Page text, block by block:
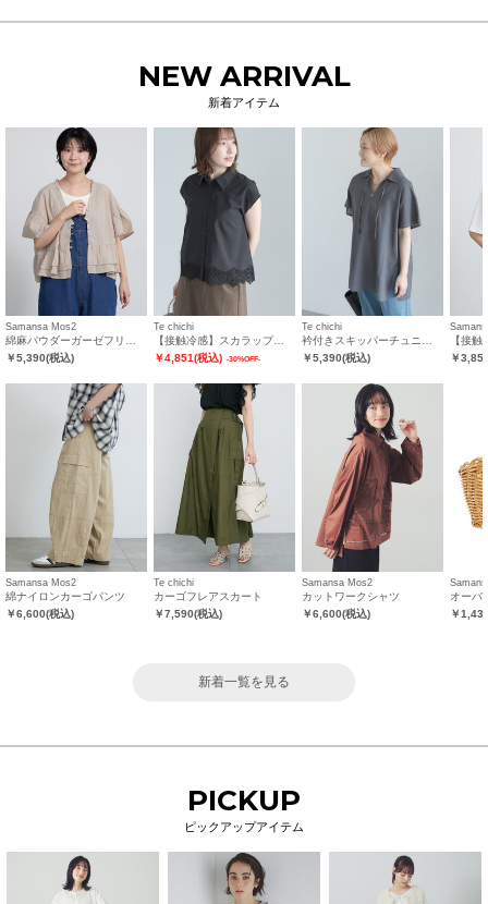
NEW ARRIVAL
新着アイテム
Samansa Mos2
￥5,390(税込)
Samansa Mos2
綿ナイロンカーゴパンツ
￥6,600(税込)
Te chichi
【接触冷感】スカラップレース刺繍フレンチシャツ
￥4,851(税込) -30%OFF-
Te chichi
カーゴフレアスカート
￥7,590(税込)
Te chichi
￥5,390(税込)
Samansa Mos2
カットワークシャツ
￥6,600(税込)
￥
￥
新着一覧を見る
PICKUP
ピックアップアイテム